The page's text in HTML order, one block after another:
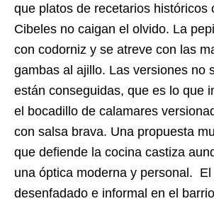
que platos de recetarios históricos
Cibeles no caigan el olvido. La
con codorniz y se atreve con las
gambas al ajillo. Las versiones no
están conseguidas, que es lo que
el bocadillo de calamares
con salsa brava. Una propuesta
que defiende la cocina castiza
una óptica moderna y personal. El
desenfadado e informal en el